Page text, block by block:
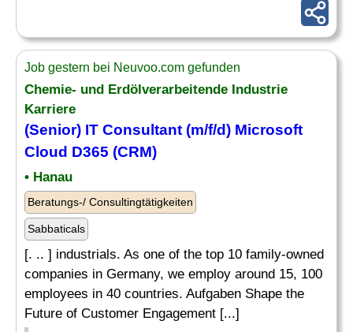
Job gestern bei Neuvoo.com gefunden
Chemie- und Erdölverarbeitende Industrie
Karriere
(Senior) IT Consultant (m/f/d) Microsoft
Cloud D365 (CRM)
• Hanau
Beratungs-/ Consultingtätigkeiten
Sabbaticals
[. .. ] industrials. As one of the top 10 family-owned
companies in Germany, we employ around 15, 100
employees in 40 countries. Aufgaben Shape the
Future of Customer Engagement [...]